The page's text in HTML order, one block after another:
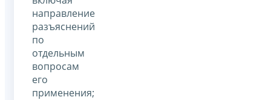
направление
разъяснений
по
отдельным
вопросам
его
применения;